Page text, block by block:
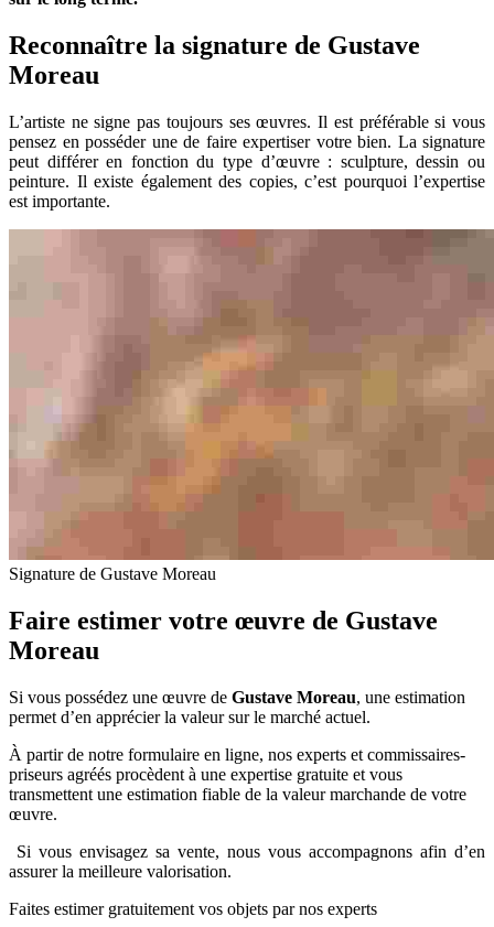
Reconnaître la signature de Gustave
Moreau
L’artiste ne signe pas toujours ses œuvres. Il est préférable si vous
pensez en posséder une de faire expertiser votre bien. La signature
peut différer en fonction du type d’œuvre : sculpture, dessin ou
peinture. Il existe également des copies, c’est pourquoi l’expertise
est importante.
Signature de Gustave Moreau
Faire estimer votre œuvre de Gustave
Moreau
Si vous possédez une œuvre de Gustave Moreau, une estimation
permet d’en apprécier la valeur sur le marché actuel.
À partir de notre formulaire en ligne, nos experts et commissaires-
priseurs agréés procèdent à une expertise gratuite et vous
transmettent une estimation fiable de la valeur marchande de votre
œuvre.
Si vous envisagez sa vente, nous vous accompagnons afin d’en
assurer la meilleure valorisation.
Faites estimer gratuitement vos objets par nos experts